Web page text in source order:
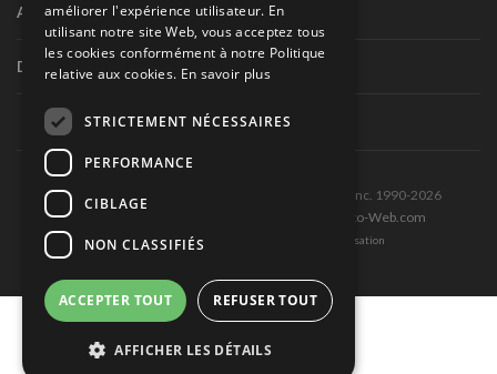
Autres séries nationales
Divers
Tous droits réservés © Les Éditions Pole-Position inc. 1990-2026
Ce site est produit et hébergé par Montréal-Photo-Web.com
Politique de confidentialité et Conditions d’utilisation
améliorer l'expérience utilisateur. En
utilisant notre site Web, vous acceptez tous
les cookies conformément à notre Politique
relative aux cookies. En savoir plus
STRICTEMENT NÉCESSAIRES
PERFORMANCE
CIBLAGE
NON CLASSIFIÉS
ACCEPTER TOUT REFUSER TOUT
AFFICHER LES DÉTAILS